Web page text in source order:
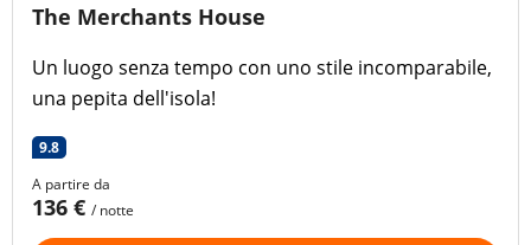
The Merchants House
Un luogo senza tempo con uno stile incomparabile,
una pepita dell'isola!
9.8
A partire da
136 € / notte